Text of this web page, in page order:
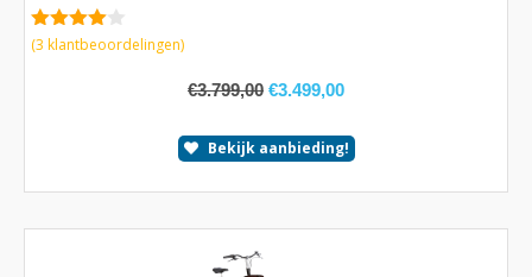
4.67van 5
(3 klantbeoordelingen)
€3.799,00 €3.499,00
Bekijk aanbieding!